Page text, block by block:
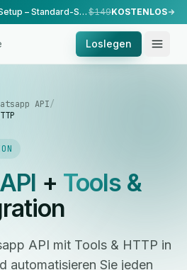
Vollständig durchgeführtes Setup – Standard-Setup, durchgeführt von unserem Team. $149KOSTENLOS
Loslegen
API/
+ Tools &
API mit Tools & HTTP in
automatisieren Sie jeden